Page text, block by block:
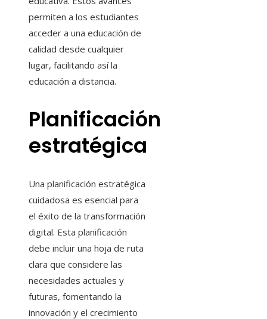
permiten a los estudiantes
acceder a una educación de
calidad desde cualquier
lugar, facilitando así la
educación a distancia.
Planificación
estratégica
Una planificación estratégica
cuidadosa es esencial para
el éxito de la transformación
digital. Esta planificación
debe incluir una hoja de ruta
clara que considere las
necesidades actuales y
futuras, fomentando la
innovación y el crecimiento